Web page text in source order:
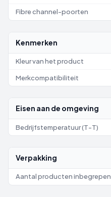
Fibre channel-poorten
Kenmerken
Kleur van het product
Merkcompatibiliteit
Eisen aan de omgeving
Bedrijfstemperatuur (T-T)
Verpakking
Aantal producten inbegrepen